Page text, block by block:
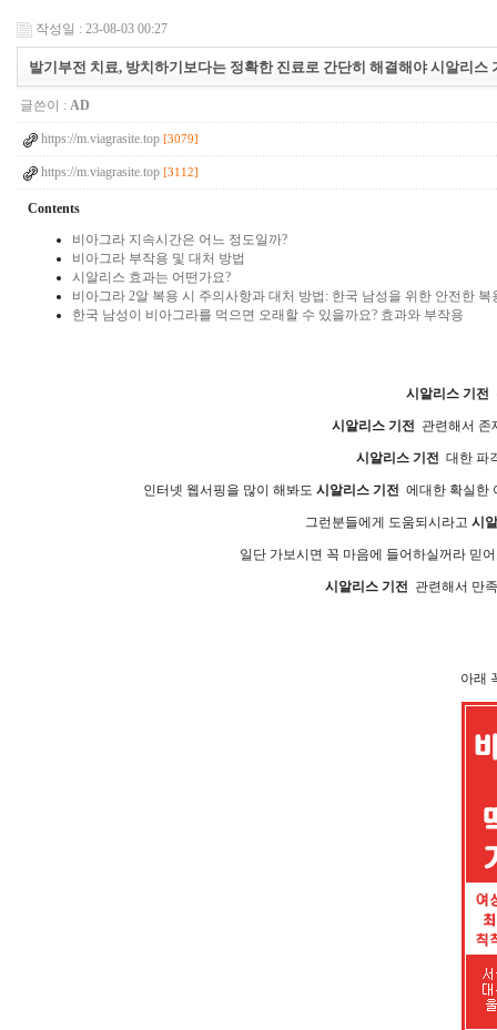
작성일 : 23-08-03 00:27
발기부전 치료, 방치하기보다는 정확한 진료로 간단히 해결해야 시알리스
글쓴이 : AD
https://m.viagrasite.top [3079]
https://m.viagrasite.top [3112]
Contents
비아그라 지속시간은 어느 정도일까?
비아그라 부작용 및 대처 방법
시알리스 효과는 어떤가요?
비아그라 2알 복용 시 주의사항과 대처 방법: 한국 남성을 위한 안전한 복
한국 남성이 비아그라를 먹으면 오래할 수 있을까요? 효과와 부작용
시알리스 기전
시알리스 기전 관련해서 존
시알리스 기전 대한 파
인터넷 웹서핑을 많이 해봐도 시알리스 기전 에대한 확실한
그런분들에게 도움되시라고 시
일단 가보시면 꼭 마음에 들어하실꺼라 믿
시알리스 기전 관련해서 만
아래